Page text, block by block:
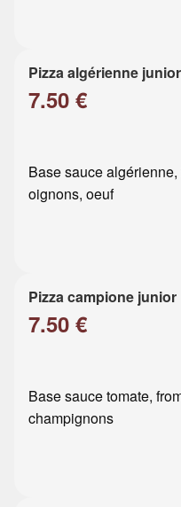
Pizza algérienne junior
7.50 €
Base sauce
oignons, oeuf
Pizza campione junior
7.50 €
Base sauce tomate,
champignons